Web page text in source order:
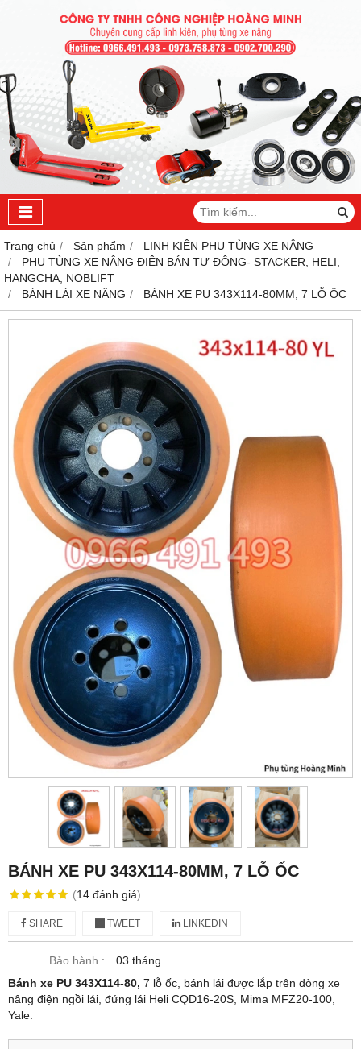
Trang chủ Sản phẩm
LINH KIÊN PHỤ TÙNG XE NÂNG
PHỤ TÙNG XE NÂNG ĐIỆN BÁN TỰ ĐỘNG- STACKER, HELI,
HANGCHA, NOBLIFT
BÁNH LÁI XE NÂNG
BÁNH XE PU 343X114-80MM, 7 LỖ ỐC
BÁNH XE PU 343X114-80MM, 7 LỖ ỐC
(14 đánh giá)
SHARE TWEET LINKEDIN
Bảo hành :
03 tháng
Bánh xe PU 343X114-80, 7 lỗ ốc, bánh lái được lắp trên dòng xe
nâng điện ngồi lái, đứng lái Heli CQD16-20S, Mima MFZ20-100,
Yale.